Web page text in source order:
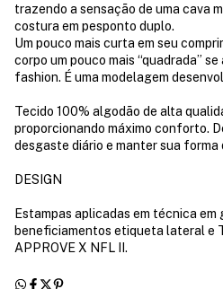
trazendo a sensação de uma cava
costura em pesponto duplo.
Um pouco mais curta em seu
corpo um pouco mais “quadrada”
fashion. É uma modelagem
Tecido 100% algodão de alta
proporcionando máximo conforto.
desgaste diário e manter sua forma
DESIGN
Estampas aplicadas em técnica
beneficiamentos etiqueta lateral e
APPROVE X NFL II.